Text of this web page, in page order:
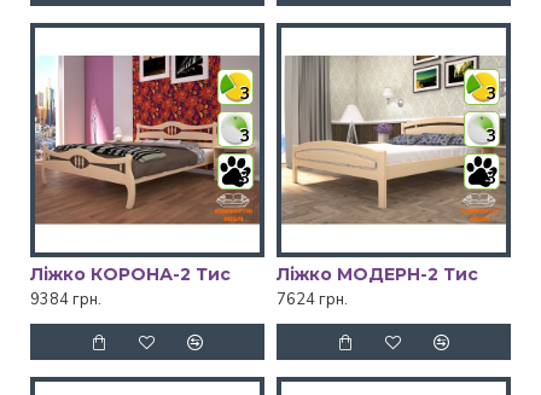
3
3
3
Ліжко КОРОНА-2 Тис
9384 грн.
3
3
3
Ліжко МОДЕРН-2 Тис
7624 грн.